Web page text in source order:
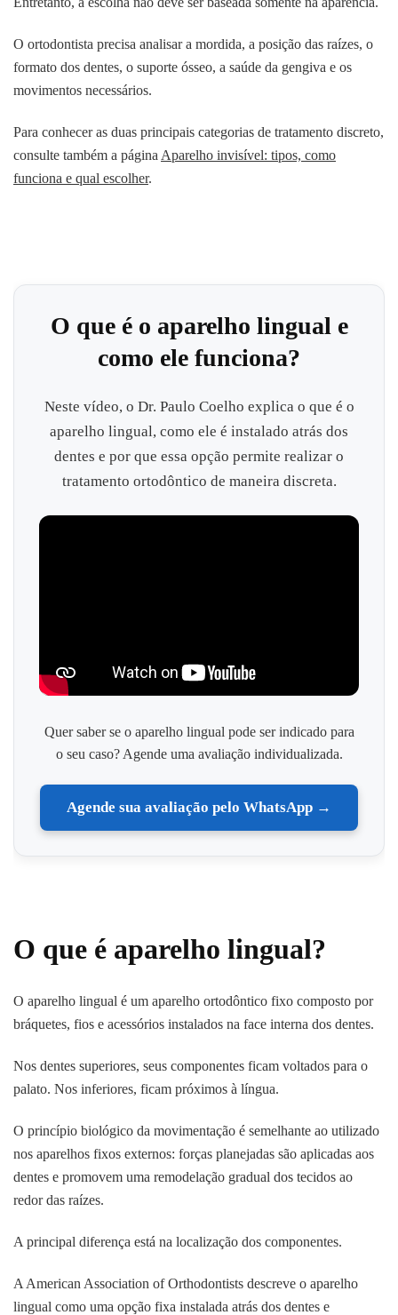
O ortodontista precisa analisar a mordida, a posição das raízes, o
formato dos dentes, o suporte ósseo, a saúde da gengiva e os
movimentos necessários.
Para conhecer as duas principais categorias de tratamento discreto,
consulte também a página Aparelho invisível: tipos, como
funciona e qual escolher.
O que é o aparelho lingual e
como ele funciona?
Neste vídeo, o Dr. Paulo Coelho explica o que é o
aparelho lingual, como ele é instalado atrás dos
dentes e por que essa opção permite realizar o
tratamento ortodôntico de maneira discreta.
Quer saber se o aparelho lingual pode ser indicado para
o seu caso? Agende uma avaliação individualizada.
Agende sua avaliação pelo WhatsApp →
O que é aparelho lingual?
O aparelho lingual é um aparelho ortodôntico fixo composto por
bráquetes, fios e acessórios instalados na face interna dos dentes.
Nos dentes superiores, seus componentes ficam voltados para o
palato. Nos inferiores, ficam próximos à língua.
O princípio biológico da movimentação é semelhante ao utilizado
nos aparelhos fixos externos: forças planejadas são aplicadas aos
dentes e promovem uma remodelação gradual dos tecidos ao
redor das raízes.
A principal diferença está na localização dos componentes.
A American Association of Orthodontists descreve o aparelho
lingual como uma opção fixa instalada atrás dos dentes e